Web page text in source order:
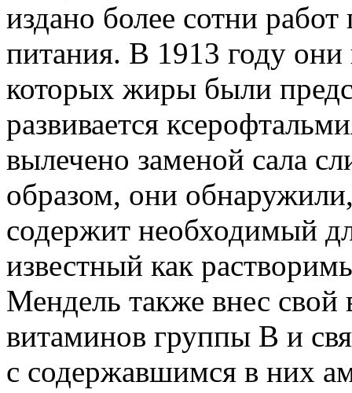
издано более сотни
питания. В 1913 году они
которых жиры были
развивается
вылечено заменой сала
образом, они
содержит необходимый
известный как
Мендель также внес
витаминов группы B и
с содержавшимся в них